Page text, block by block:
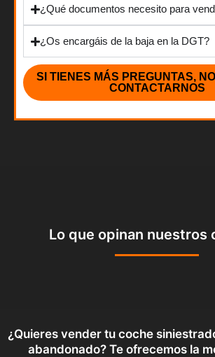
¿Qué documentos necesito para
¿Os encargáis de la baja en la DGT?
SI TIENES MÁS PREGUNTAS,
CONTACTARNOS
Lo que opinan nuestros
¿Quieres vender tu coche
abandonado? Te ofrecemos la